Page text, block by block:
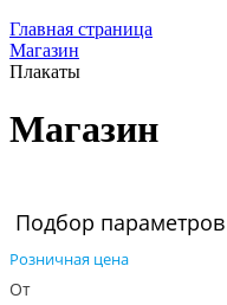
Главная страница
Магазин
Плакаты
Магазин
Подбор параметров
Розничная цена
От